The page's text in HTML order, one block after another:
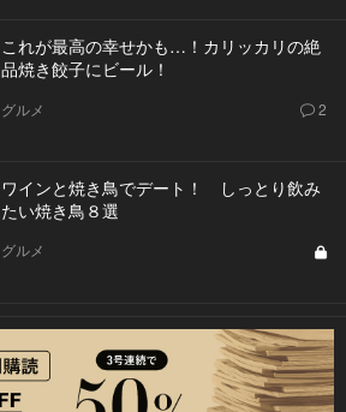
これが最高の幸せかも…！カリッカリの絶
品焼き餃子にビール！
グルメ 2
ワインと焼き鳥でデート！ しっとり飲み
たい焼き鳥８選
グルメ